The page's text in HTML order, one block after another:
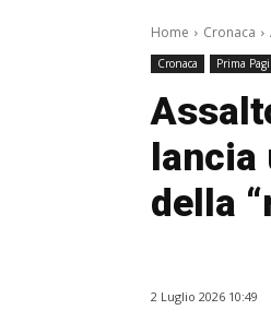
Home Cronaca
Cronaca Prima
della
2 Luglio 2026 10:49